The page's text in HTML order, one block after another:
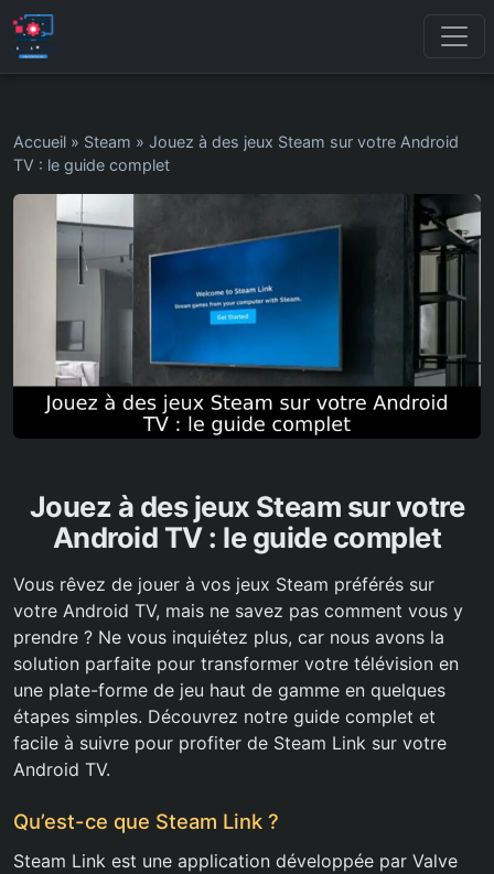
Accueil » Steam » Jouez à des jeux Steam sur votre Android
TV : le guide complet
Jouez à des jeux Steam sur votre
Android TV : le guide complet
Vous rêvez de jouer à vos jeux Steam préférés sur
votre Android TV, mais ne savez pas comment vous y
prendre ? Ne vous inquiétez plus, car nous avons la
solution parfaite pour transformer votre télévision en
une plate-forme de jeu haut de gamme en quelques
étapes simples. Découvrez notre guide complet et
facile à suivre pour profiter de Steam Link sur votre
Android TV.
Qu’est-ce que Steam Link ?
Steam Link est une application développée par Valve